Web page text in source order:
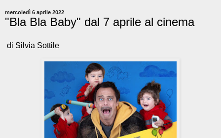
mercoledì 6 aprile 2022
"Bla Bla Baby" dal 7 aprile al cinema
di Silvia Sottile